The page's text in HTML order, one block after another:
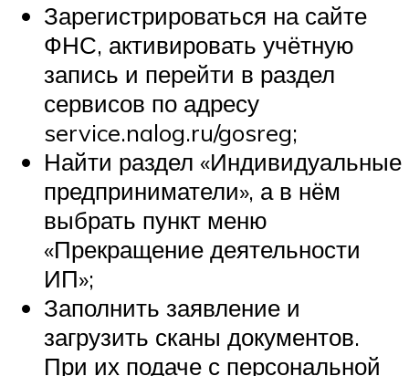
Зарегистрироваться на сайте
ФНС, активировать учётную
запись и перейти в раздел
сервисов по адресу
service.nalog.ru/gosreg;
Найти раздел «Индивидуальные
предприниматели», а в нём
выбрать пункт меню
«Прекращение деятельности
ИП»;
Заполнить заявление и
загрузить сканы документов.
При их подаче с персональной